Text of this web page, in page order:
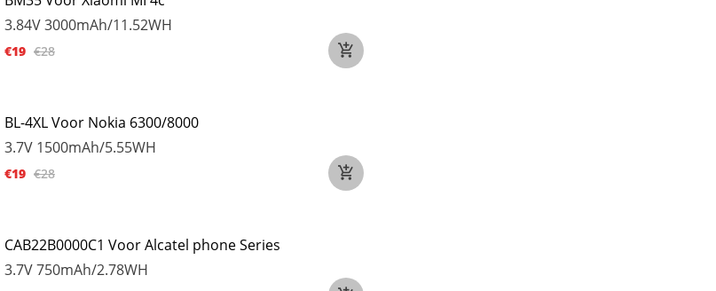
3.84V3000mAh/11.52WH
€19 €28
BL-4XL Voor Nokia 6300/8000
3.7V 1500mAh/5.55WH
€19 €28
CAB22B0000C1 Voor Alcatel phone Series
3.7V750mAh/2.78WH